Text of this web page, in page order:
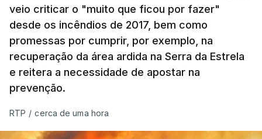
veio criticar o "muito que ficou por fazer"
desde os incêndios de 2017, bem como
promessas por cumprir, por exemplo, na
recuperação da área ardida na Serra da Estrela
e reitera a necessidade de apostar na
prevenção.
RTP / cerca de uma hora